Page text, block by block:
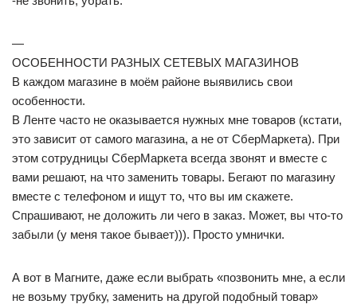
—
ОСОБЕННОСТИ РАЗНЫХ СЕТЕВЫХ МАГАЗИНОВ
В каждом магазине в моём районе выявились свои
особенности.
В Ленте часто не оказывается нужных мне товаров (кстати,
это зависит от самого магазина, а не от СберМаркета). При
этом сотрудницы СберМаркета всегда звонят и вместе с
вами решают, на что заменить товары. Бегают по магазину
вместе с телефоном и ищут то, что вы им скажете.
Спрашивают, не доложить ли чего в заказ. Может, вы что-то
забыли (у меня такое бывает))). Просто умнички.
А вот в Магните, даже если выбрать «позвонить мне, а если
не возьму трубку, заменить на другой подобный товар»